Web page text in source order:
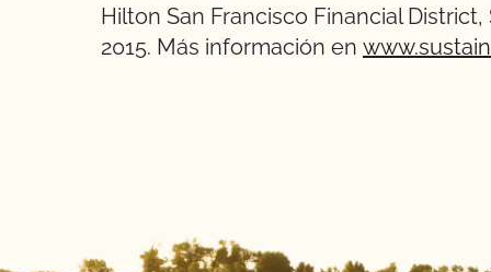
Hilton San Francisco Financial
2015. Más información en